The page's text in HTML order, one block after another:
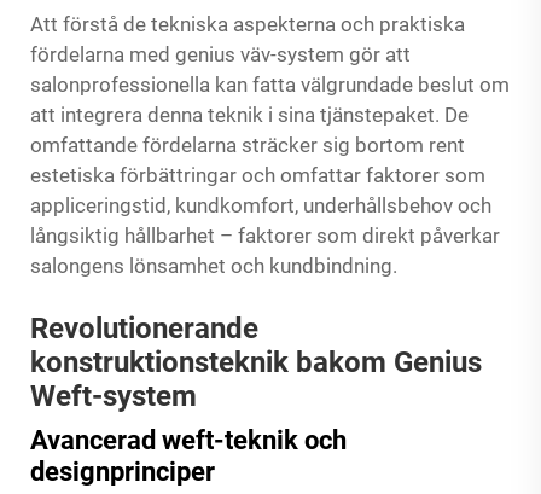
Att förstå de tekniska aspekterna och praktiska
fördelarna med genius väv-system gör att
salonprofessionella kan fatta välgrundade beslut om
att integrera denna teknik i sina tjänstepaket. De
omfattande fördelarna sträcker sig bortom rent
estetiska förbättringar och omfattar faktorer som
appliceringstid, kundkomfort, underhållsbehov och
långsiktig hållbarhet – faktorer som direkt påverkar
salongens lönsamhet och kundbindning.
Revolutionerande
konstruktionsteknik bakom Genius
Weft-system
Avancerad weft-teknik och
designprinciper